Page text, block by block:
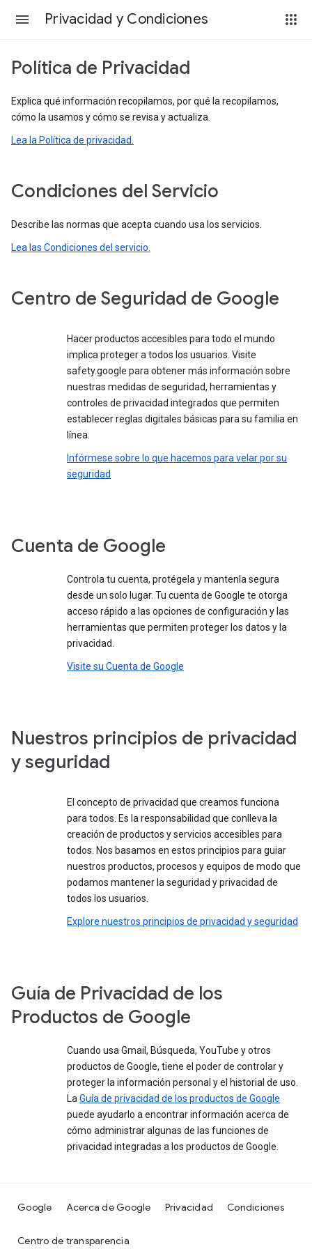
Privacidad y Condiciones
Política de Privacidad
Explica qué información recopilamos, por qué la recopilamos,
cómo la usamos y cómo se revisa y actualiza.
Lea la Política de privacidad.
Condiciones del Servicio
Describe las normas que acepta cuando usa los servicios.
Lea las Condiciones del servicio.
Centro de Seguridad de Google
Hacer productos accesibles para todo el mundo
implica proteger a todos los usuarios. Visite
safety.google para obtener más información sobre
nuestras medidas de seguridad, herramientas y
controles de privacidad integrados que permiten
establecer reglas digitales básicas para su familia en
línea.
Infórmese sobre lo que hacemos para velar por su
seguridad
Cuenta de Google
Controla tu cuenta, protégela y mantenla segura
desde un solo lugar. Tu cuenta de Google te otorga
acceso rápido a las opciones de configuración y las
herramientas que permiten proteger los datos y la
privacidad.
Visite su Cuenta de Google
Nuestros principios de privacidad
y seguridad
El concepto de privacidad que creamos funciona
para todos. Es la responsabilidad que conlleva la
creación de productos y servicios accesibles para
todos. Nos basamos en estos principios para guiar
nuestros productos, procesos y equipos de modo que
podamos mantener la seguridad y privacidad de
todos los usuarios.
Explore nuestros principios de privacidad y seguridad
Guía de Privacidad de los
Productos de Google
Cuando usa Gmail, Búsqueda, YouTube y otros
productos de Google, tiene el poder de controlar y
proteger la información personal y el historial de uso.
La Guía de privacidad de los productos de Google
puede ayudarlo a encontrar información acerca de
cómo administrar algunas de las funciones de
privacidad integradas a los productos de Google.
Google Acerca de Google Privacidad Condiciones
Centro de transparencia